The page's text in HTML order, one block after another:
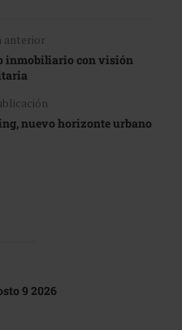
anterior
inmobiliario con visión
nuevo horizonte urbano
9 2026